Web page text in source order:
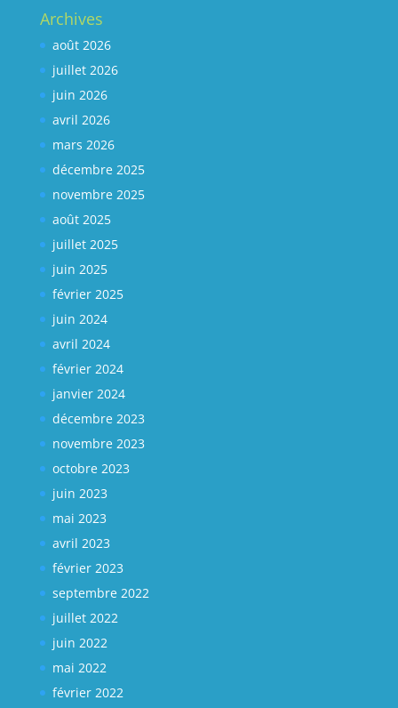
Archives
août 2026
juillet 2026
juin 2026
avril 2026
mars 2026
décembre 2025
novembre 2025
août 2025
juillet 2025
juin 2025
février 2025
juin 2024
avril 2024
février 2024
janvier 2024
décembre 2023
novembre 2023
octobre 2023
juin 2023
mai 2023
avril 2023
février 2023
septembre 2022
juillet 2022
juin 2022
mai 2022
février 2022